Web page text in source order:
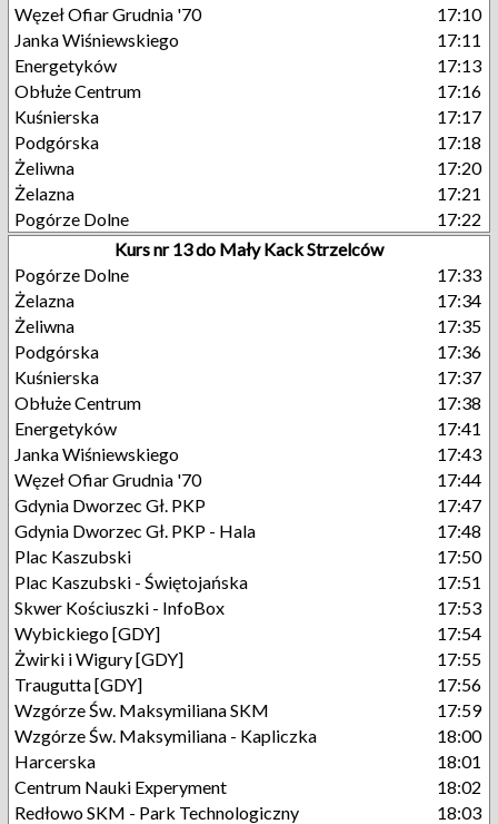
Węzeł Ofiar Grudnia '70
17:10
Janka Wiśniewskiego
17:11
Energetyków
17:13
Obłuże Centrum
17:16
Kuśnierska
17:17
Podgórska
17:18
Żeliwna
17:20
Żelazna
17:21
Pogórze Dolne
17:22
Kurs nr 13 do Mały Kack Strzelców
Pogórze Dolne
17:33
Żelazna
17:34
Żeliwna
17:35
Podgórska
17:36
Kuśnierska
17:37
Obłuże Centrum
17:38
Energetyków
17:41
Janka Wiśniewskiego
17:43
Węzeł Ofiar Grudnia '70
17:44
Gdynia Dworzec Gł. PKP
17:47
Gdynia Dworzec Gł. PKP - Hala
17:48
Plac Kaszubski
17:50
Plac Kaszubski - Świętojańska
17:51
Skwer Kościuszki - InfoBox
17:53
Wybickiego [GDY]
17:54
Żwirki i Wigury [GDY]
17:55
Traugutta [GDY]
17:56
Wzgórze Św. Maksymiliana SKM
17:59
Wzgórze Św. Maksymiliana - Kapliczka
18:00
Harcerska
18:01
Centrum Nauki Experyment
18:02
Redłowo SKM - Park Technologiczny
18:03